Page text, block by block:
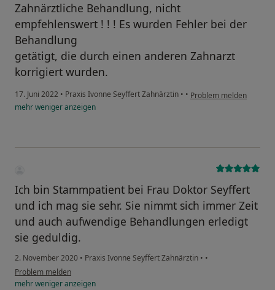
Zahnärztliche Behandlung, nicht
empfehlenswert ! ! ! Es wurden Fehler bei der
Behandlung
getätigt, die durch einen anderen Zahnarzt
korrigiert wurden.
17. Juni 2022 • Praxis Ivonne Seyffert Zahnärztin • • Problem melden
mehrwenigeranzeigen
Ich bin Stammpatient bei Frau Doktor Seyffert
und ich mag sie sehr. Sie nimmt sich immer Zeit
und auch aufwendige Behandlungen erledigt
sie geduldig.
2. November 2020 • Praxis Ivonne Seyffert Zahnärztin • •
Problem melden
mehrwenigeranzeigen